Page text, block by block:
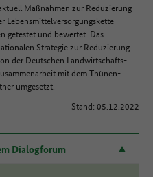
Maßnahmen zur Reduzierung
Lebensmittelversorgungskette
getestet und bewertet. Das
Strategie zur Reduzierung
der Deutschen Landwirtschafts-
mit dem Thünen-
umgesetzt.
Stand: 05.12.2022
Dialogforum